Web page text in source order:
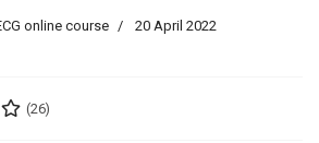
online course
20 April 2022
(26)